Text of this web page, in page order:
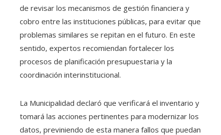
de revisar los mecanismos de gestión financiera y
cobro entre las instituciones públicas, para evitar que
problemas similares se repitan en el futuro. En este
sentido, expertos recomiendan fortalecer los
procesos de planificación presupuestaria y la
coordinación interinstitucional.
La Municipalidad declaró que verificará el inventario y
tomará las acciones pertinentes para modernizar los
datos, previniendo de esta manera fallos que puedan